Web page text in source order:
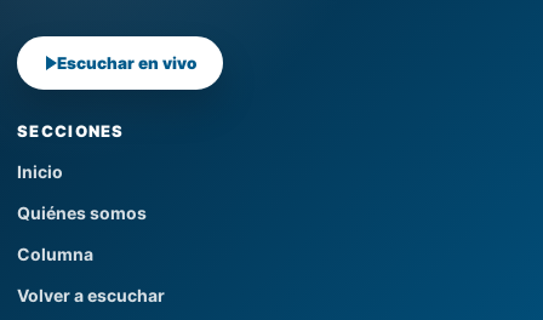
Escuchar en vivo
SECCIONES
Inicio
Quiénes somos
Columna
Volver a escuchar